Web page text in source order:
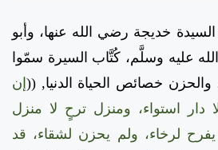
خديجة رضي الله عنها، وأبو
عليه وسلَّم، كُتَّاب السيرة سمّوا
خصائص الحياة الدنيا, ((إن
لا دار استواء، ومنزل ترحٍ لا منزل
لرخاء، ولم يحزن لشقاء، قد